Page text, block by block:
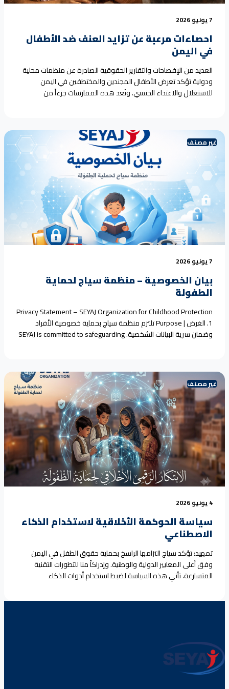
7 يونيو 2026
احصاءات مرعبة عن تزايد العنف ضد الأطفال
في اليمن
العديد من الإفصاحات والتقارير الحقوقية الصادرة عن منظمات محلية
ودولية تؤكد تعرض الأطفال المجندين والمختطفين في اليمن
للاستغلال والاعتداء الجنسي. وتُعد هذه الممارسات جزءاً من
href="https://seyaj.org/%d9%85%d9%84%d8%ad%d9%82-
%d8%a7%d9%84%d8%a3%d8%b1%d9%82%d8%a7%d9%85-
%d8%a7%d9%84%d8%b1%d8%b3%d9%85%d9%8a%d8%a9-
%d8%a7%d9%84%d9%85%d8%b9-2/">Continue reading <span
class="sr-only">"احصاءات مرعبة عن تزايد العنف ضد الأطفال في
اليمن"</span></a>
غير مصنف
7 يونيو 2026
بيان الخصوصية – منظمة سياج لحماية
الطفولة
Privacy Statement – SEYAJ Organization for Childhood Protection
1. الغرض | Purpose تلتزم منظمة سياج بحماية خصوصية الأفراد
وضمان سرية البيانات الشخصية. SEYAJ is committed to safeguarding
href="https://seyaj.org/%d8%a8%d9%8a%d8%a7%d9%86-
%d8%a7%d9%84%d8%ae%d8%b5%d9%88%d8%b5%d9%8a%d8%a9-
%d9%85%d9%86%d8%b8%d9%85%d8%a9-
%d8%b3%d9%8a%d8%a7%d8%ac-
%d9%84%d8%ad%d9%85%d8%a7%d9%8a%d8%a9-
%d8%a7%d9%84%d8%b7/">Continue reading <span class="sr-
only">"بيان الخصوصية – منظمة سياج لحماية الطفولة"</span>
</a>
غير مصنف
4 يونيو 2026
سياسة الحوكمة الأخلاقية لاستخدام الذكاء
الاصطناعي
تمهيد: تؤكد سياج التزامها الراسخ بحماية حقوق الطفل في اليمن
وفق أعلى المعايير الدولية والوطنية. وإدراكاً منا للتطورات التقنية
المتسارعة، تأتي هذه السياسة لضبط استخدام أدوات الذكاء
الإنسانية، ومعززةً لمصداقيتنا، وضامنةً لخصوصية الأطفال الذين
%d8%a7%d9%84%d8%ad%d9%88%d9%83%d9%85%d8%a9-
%d9%84%d8%a7%d8%b3%d8%aa%d8%ae%d8%af%d8%a7%d9%85-
%d8%a7%d9%84%d8%b0/">Continue reading <span class="sr-